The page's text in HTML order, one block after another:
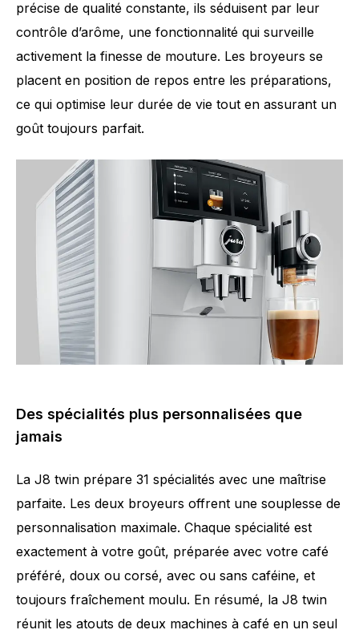
Nombre de spécialités 31
précise de qualité constante, ils séduisent par leur
contrôle d’arôme, une fonctionnalité qui surveille
activement la finesse de mouture. Les broyeurs se
placent en position de repos entre les préparations,
ce qui optimise leur durée de vie tout en assurant un
goût toujours parfait.
Des spécialités plus personnalisées que
jamais
La J8 twin prépare 31 spécialités avec une maîtrise
parfaite. Les deux broyeurs offrent une souplesse de
personnalisation maximale. Chaque spécialité est
exactement à votre goût, préparée avec votre café
préféré, doux ou corsé, avec ou sans caféine, et
toujours fraîchement moulu. En résumé, la J8 twin
réunit les atouts de deux machines à café en un seul